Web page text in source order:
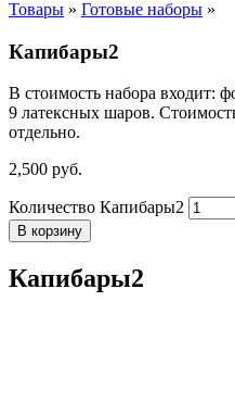
Товары » Готовые наборы »
Капибары2
В стоимость набора входит:
9 латексных шаров.
отдельно.
2,500 руб.
Количество Капибары2
В корзину
Капибары2